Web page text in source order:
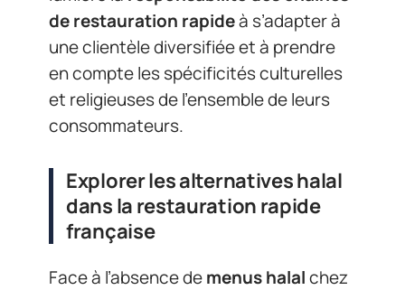
de restauration rapideà s’adapter à
une clientèle diversifiée et à prendre
en compte les spécificités culturelles
et religieuses de l’ensemble de leurs
consommateurs.
Explorer les alternatives halal
dans la restauration rapide
française
Face à l’absence demenus halalchez